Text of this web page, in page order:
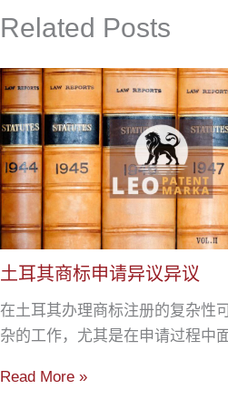
Related Posts
土耳其商标申请异议异议
在土耳其办理商标注册的复杂性
杂的工作，尤其是在申请过程中
Read More »